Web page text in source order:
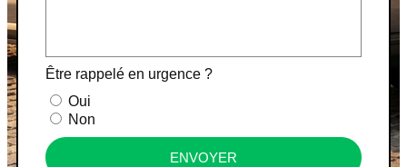
Être rappelé en urgence ?
Oui
Non
ENVOYER